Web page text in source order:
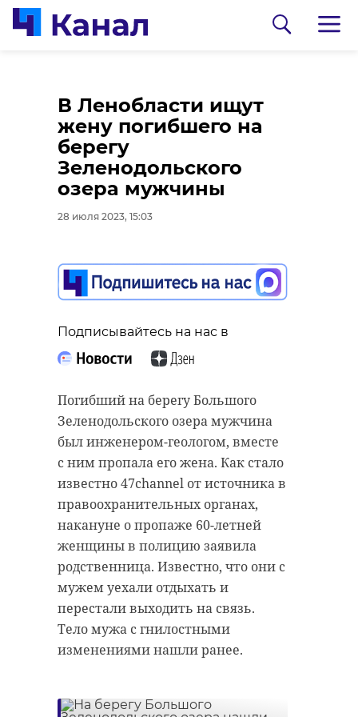
В Ленобласти ищут
жену погибшего на
берегу
Зеленодольского
озера мужчины
28 июля 2023, 15:03
Подписывайтесь на нас в
Погибший на берегу Большого
Зеленодольского озера мужчина
был инженером-геологом, вместе
с ним пропала его жена. Как стало
известно 47channel от источника в
правоохранительных органах,
накануне о пропаже 60-летней
женщины в полицию заявила
родственница. Известно, что они с
мужем уехали отдыхать и
перестали выходить на связь.
Тело мужа с гнилостными
изменениями нашли ранее.
В Гончаровской
школе к 1 сентября
ремонтируют
спортзал
28 июля 2023, 14:43
готовится к новому учебному году.
В рамках нацпроекта
"Образование" на летних
каникулах ремонтируют
спортивный зал Гончаровской
школы. Всего на эти цели
выделили около 7 миллионов
рублей - около 5 миллионов
осуществляется из местного
бюджета.
Как рассказали в пресс-службе
районной администрации в
пятницу, 28 июля, по проекту в
пол. В зале проведена новая
РКС-энерго
переходит на
российское ПО
28 июля 2023, 14:36
Подписывайтесь на нас в
Доступ к старой версии сервиса
Лужского районного отделения,
Кингисеппского районного
отделения (Волосовского участка)
и Бокситогорского районного
отделения (Пикалевского участка)
закрыт с 26 июля 2023 года.
В РКС-энерго напомнили
клиентам Лужского районного
отделения, Кингисеппского
районного отделения
(Волосовского участка) и
Бокситогорского районного
отделения (Пикалевского участка)
российское программное